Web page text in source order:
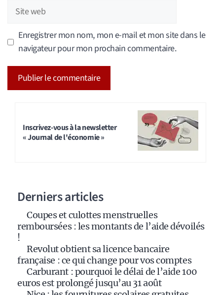
Site
web
Enregistrer mon nom, mon e-mail et mon site dans le
navigateur pour mon prochain commentaire.
Inscrivez-vous à la newsletter
« Journal de l'économie »
Derniers articles
Coupes et culottes menstruelles
remboursées : les montants de l’aide dévoilés
!
Revolut obtient sa licence bancaire
française : ce qui change pour vos comptes
Carburant : pourquoi le délai de l’aide 100
euros est prolongé jusqu’au 31 août